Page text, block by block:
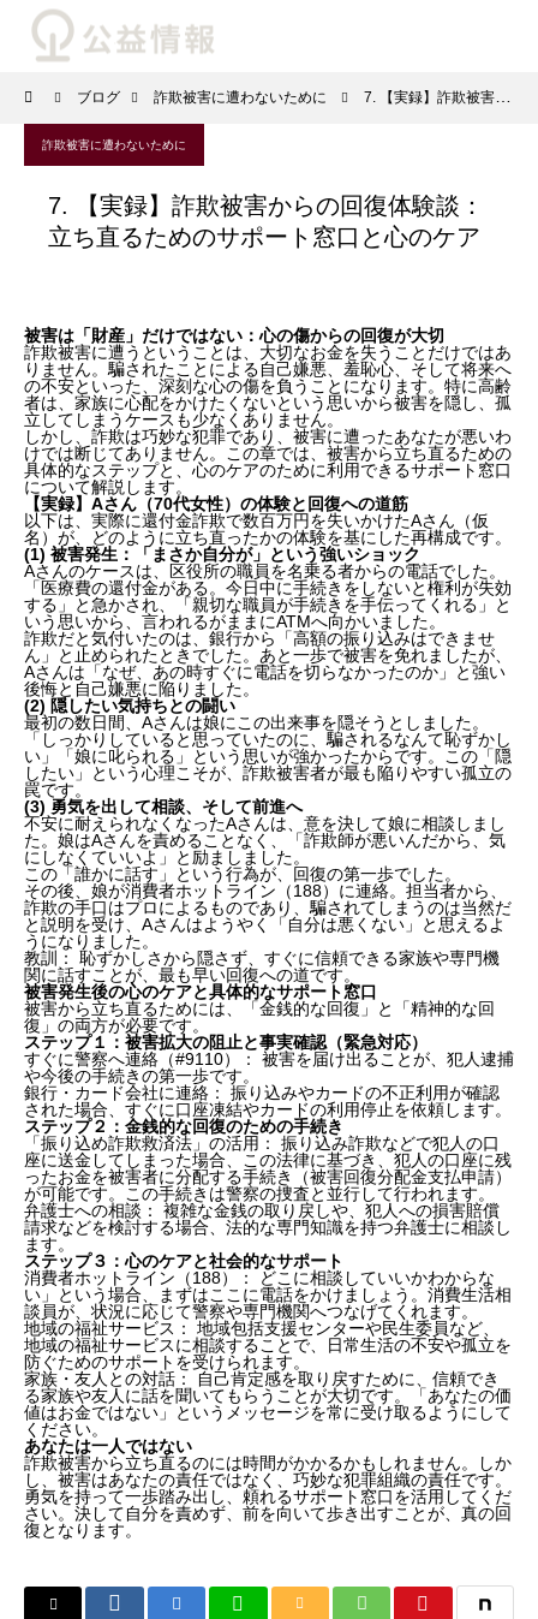
ブログ 詐欺被害に遭わないために 7. 【実録】詐欺被害からの回復体験談：立ち直るためのサポート窓口と心のケア
詐欺被害に遭わないために
7. 【実録】詐欺被害からの回復体験談：
立ち直るためのサポート窓口と心のケア
被害は「財産」だけではない：心の傷からの回復が大切
詐欺被害に遭うということは、大切なお金を失うことだけではあ
りません。騙されたことによる自己嫌悪、羞恥心、そして将来へ
の不安といった、深刻な心の傷を負うことになります。特に高齢
者は、家族に心配をかけたくないという思いから被害を隠し、孤
立してしまうケースも少なくありません。
しかし、詐欺は巧妙な犯罪であり、被害に遭ったあなたが悪いわ
けでは断じてありません。この章では、被害から立ち直るための
具体的なステップと、心のケアのために利用できるサポート窓口
について解説します。
【実録】Aさん（70代女性）の体験と回復への道筋
以下は、実際に還付金詐欺で数百万円を失いかけたAさん（仮
名）が、どのように立ち直ったかの体験を基にした再構成です。
(1) 被害発生：「まさか自分が」という強いショック
Aさんのケースは、区役所の職員を名乗る者からの電話でした。
「医療費の還付金がある。今日中に手続きをしないと権利が失効
する」と急かされ、「親切な職員が手続きを手伝ってくれる」と
いう思いから、言われるがままにATMへ向かいました。
詐欺だと気付いたのは、銀行から「高額の振り込みはできませ
ん」と止められたときでした。あと一歩で被害を免れましたが、
Aさんは「なぜ、あの時すぐに電話を切らなかったのか」と強い
後悔と自己嫌悪に陥りました。
(2) 隠したい気持ちとの闘い
最初の数日間、Aさんは娘にこの出来事を隠そうとしました。
「しっかりしていると思っていたのに、騙されるなんて恥ずかし
い」「娘に叱られる」という思いが強かったからです。この「隠
したい」という心理こそが、詐欺被害者が最も陥りやすい孤立の
罠です。
(3) 勇気を出して相談、そして前進へ
不安に耐えられなくなったAさんは、意を決して娘に相談しまし
た。娘はAさんを責めることなく、「詐欺師が悪いんだから、気
にしなくていいよ」と励ましました。
この「誰かに話す」という行為が、回復の第一歩でした。
その後、娘が消費者ホットライン（188）に連絡。担当者から、
詐欺の手口はプロによるものであり、騙されてしまうのは当然だ
と説明を受け、Aさんはようやく「自分は悪くない」と思えるよ
うになりました。
教訓： 恥ずかしさから隠さず、すぐに信頼できる家族や専門機
関に話すことが、最も早い回復への道です。
被害発生後の心のケアと具体的なサポート窓口
被害から立ち直るためには、「金銭的な回復」と「精神的な回
復」の両方が必要です。
ステップ１：被害拡大の阻止と事実確認（緊急対応）
すぐに警察へ連絡（#9110）： 被害を届け出ることが、犯人逮捕
や今後の手続きの第一歩です。
銀行・カード会社に連絡： 振り込みやカードの不正利用が確認
された場合、すぐに口座凍結やカードの利用停止を依頼します。
ステップ２：金銭的な回復のための手続き
「振り込め詐欺救済法」の活用： 振り込み詐欺などで犯人の口
座に送金してしまった場合、この法律に基づき、犯人の口座に残
ったお金を被害者に分配する手続き（被害回復分配金支払申請）
が可能です。この手続きは警察の捜査と並行して行われます。
弁護士への相談： 複雑な金銭の取り戻しや、犯人への損害賠償
請求などを検討する場合、法的な専門知識を持つ弁護士に相談し
ます。
ステップ３：心のケアと社会的なサポート
消費者ホットライン（188）： どこに相談していいかわからな
い」という場合、まずはここに電話をかけましょう。消費生活相
談員が、状況に応じて警察や専門機関へつなげてくれます。
地域の福祉サービス： 地域包括支援センターや民生委員など、
地域の福祉サービスに相談することで、日常生活の不安や孤立を
防ぐためのサポートを受けられます。
家族・友人との対話： 自己肯定感を取り戻すために、信頼でき
る家族や友人に話を聞いてもらうことが大切です。「あなたの価
値はお金ではない」というメッセージを常に受け取るようにして
ください。
あなたは一人ではない
詐欺被害から立ち直るのには時間がかかるかもしれません。しか
し、被害はあなたの責任ではなく、巧妙な犯罪組織の責任です。
勇気を持って一歩踏み出し、頼れるサポート窓口を活用してくだ
さい。決して自分を責めず、前を向いて歩き出すことが、真の回
復となります。